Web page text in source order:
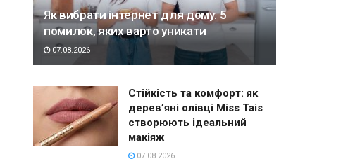
Як вибрати інтернет для дому: 5
помилок, яких варто уникати
07.08.2026
Стійкість та комфорт: як
дерев’яні олівці Miss Tais
створюють ідеальний
макіяж
07.08.2026